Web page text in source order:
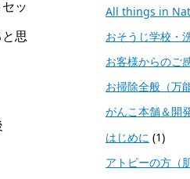
ッ
思
All things in
おそうじ学校・
お客様からのご
お掃除全般（万
がんこ本舗＆開
はじめに (1)
アトピーの方（